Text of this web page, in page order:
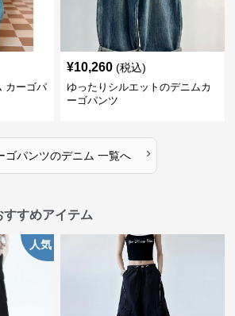
カーゴパ
¥10,260 (税込)
ゆったりシルエットのデニムカ
ーゴパンツ
ゴパンツのデニム 一覧へ ›
すすめアイテム
人気